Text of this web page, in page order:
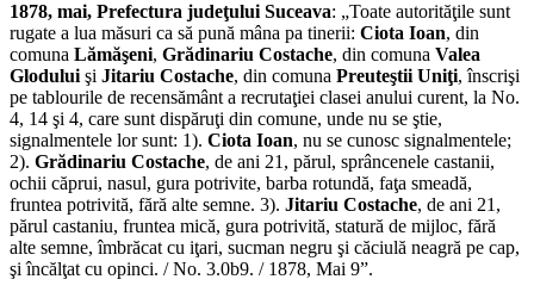
1878, mai, Prefectura judeţului Suceava: „Toate autorităţile sunt
rugate a lua măsuri ca să pună mâna pa tinerii: Ciota Ioan, din
comuna Lămăşeni, Grădinariu Costache, din comuna Valea
Glodului şi Jitariu Costache, din comuna Preuteştii Uniţi, înscrişi
pe tablourile de recensământ a recrutaţiei clasei anului curent, la No.
4, 14 şi 4, care sunt dispăruţi din comune, unde nu se ştie,
signalmentele lor sunt: 1). Ciota Ioan, nu se cunosc signalmentele;
2). Grădinariu Costache, de ani 21, părul, sprâncenele castanii,
ochii căprui, nasul, gura potrivite, barba rotundă, faţa smeadă,
fruntea potrivită, fără alte semne. 3). Jitariu Costache, de ani 21,
părul castaniu, fruntea mică, gura potrivită, statură de mijloc, fără
alte semne, îmbrăcat cu iţari, sucman negru şi căciulă neagră pe cap,
şi încălţat cu opinci. / No. 3.0b9. / 1878, Mai 9”.